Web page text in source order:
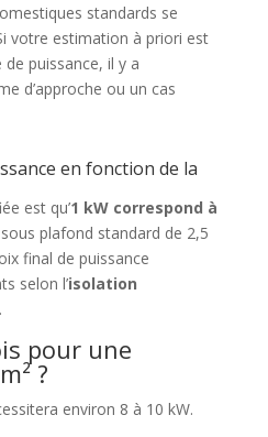
standards se
votre estimation à priori est
puissance, il y a
d’approche ou un cas
en fonction de la
est qu’1 kW correspond à
plafond standard de 2,5
final de puissance
selon l’isolation
.
pour une
?
environ 8 à 10 kW.